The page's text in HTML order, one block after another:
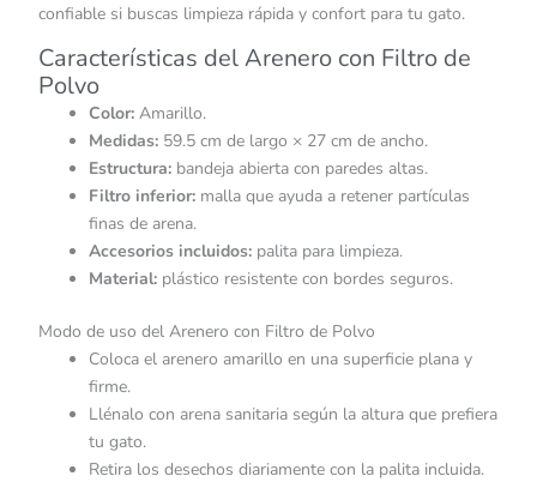
confiable si buscas limpieza rápida y confort para tu gato.
Características del Arenero con Filtro de
Polvo
Color: Amarillo.
Medidas: 59.5 cm de largo × 27 cm de ancho.
Estructura: bandeja abierta con paredes altas.
Filtro inferior: malla que ayuda a retener partículas
finas de arena.
Accesorios incluidos: palita para limpieza.
Material: plástico resistente con bordes seguros.
Modo de uso del Arenero con Filtro de Polvo
Coloca el arenero amarillo en una superficie plana y
firme.
Llénalo con arena sanitaria según la altura que prefiera
tu gato.
Retira los desechos diariamente con la palita incluida.